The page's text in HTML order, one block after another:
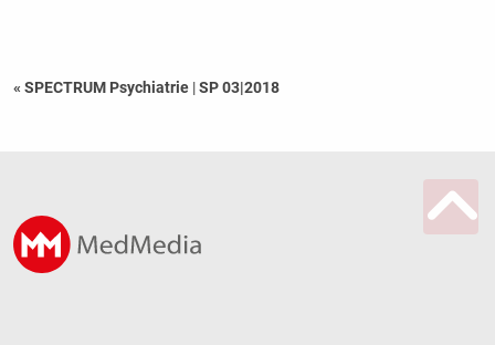
« SPECTRUM Psychiatrie |SP 03|2018